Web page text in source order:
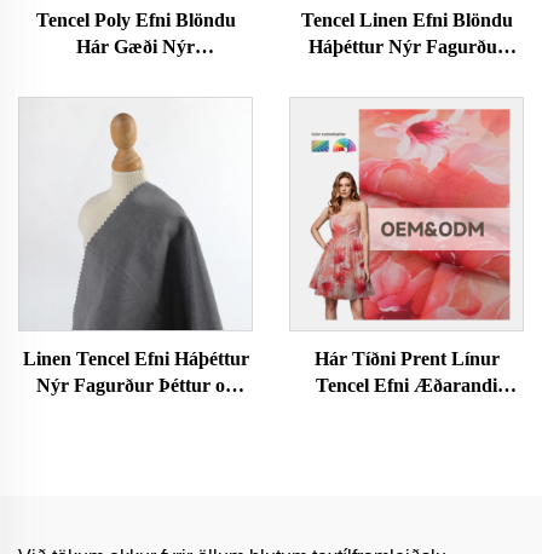
Tencel Poly Efni Blöndu
Hár Gæði Nýr
og Heilbrigður Raför
Hreinur Konur og Karlafólk
Föt Efni Fyrir Föt
Tencel Linen Efni Blöndu
Háþéttur Nýr Fagurður
Rafmagnslegur Konur og
Karlafatnaður Efni fyrir
Fatnað
Linen Tencel Efni Háþéttur
Nýr Fagurður Þéttur og
Hár Tíðni Prent Línur
Tencel Efni Æðarandi